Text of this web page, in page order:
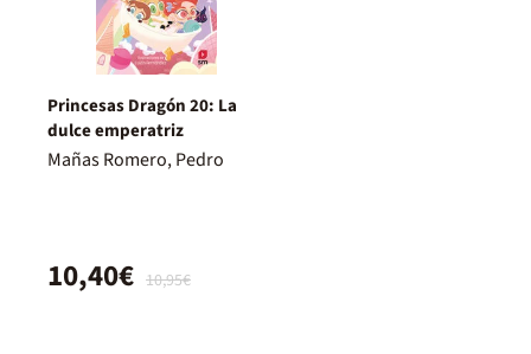
Princesas Dragón 20: La
dulce emperatriz
Mañas Romero, Pedro
10,95€
10,40€